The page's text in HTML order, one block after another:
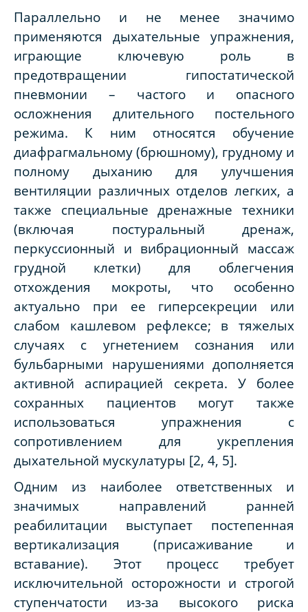
Параллельно и не менее значимо
применяются дыхательные упражнения,
играющие ключевую роль в
предотвращении гипостатической
пневмонии – частого и опасного
осложнения длительного постельного
режима. К ним относятся обучение
диафрагмальному (брюшному), грудному и
полному дыханию для улучшения
вентиляции различных отделов легких, а
также специальные дренажные техники
(включая постуральный дренаж,
перкуссионный и вибрационный массаж
грудной клетки) для облегчения
отхождения мокроты, что особенно
актуально при ее гиперсекреции или
слабом кашлевом рефлексе; в тяжелых
случаях с угнетением сознания или
бульбарными нарушениями дополняется
активной аспирацией секрета. У более
сохранных пациентов могут также
использоваться упражнения с
сопротивлением для укрепления
дыхательной мускулатуры [2, 4, 5].
Одним из наиболее ответственных и
значимых направлений ранней
реабилитации выступает постепенная
вертикализация (присаживание и
вставание). Этот процесс требует
исключительной осторожности и строгой
ступенчатости из-за высокого риска